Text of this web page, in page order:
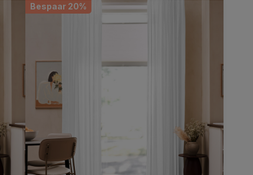
Bespaar 20%